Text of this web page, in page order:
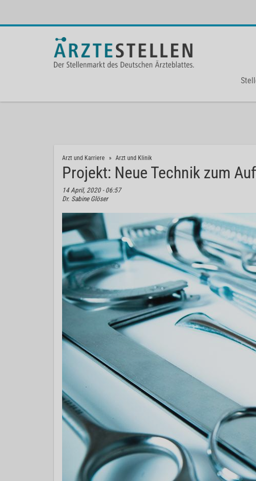
Arzt und Karriere Arzt und Klinik
Projekt: Neue Technik zum
14 April, 2020 - 06:57
Dr. Sabine Glöser